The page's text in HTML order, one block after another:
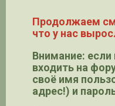
Продолжаем
что у нас
Внимание:
входить на
своё имя
адрес!) и